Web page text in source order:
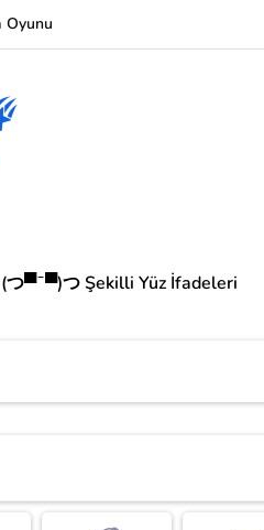
Oyunu
(つ▀¯▀)つ Şekilli Yüz İfadeleri